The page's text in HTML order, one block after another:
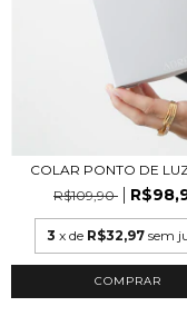
COLAR PONTO DE
R$109,90
3 x de R$32,97 sem
COMPRAR